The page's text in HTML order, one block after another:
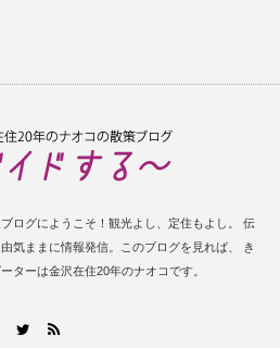
ログにようこそ！観光よし、定住もよし。 伝
気ままに情報発信。このブログを見れば、 き
ターは金沢在住20年のナオコです。
Twitter